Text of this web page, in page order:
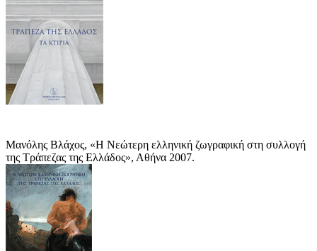
Μανόλης Βλάχος, «Η Νεώτερη ελληνική ζωγραφική στη συλλογή
της Τράπεζας της Ελλάδος», Αθήνα 2007.